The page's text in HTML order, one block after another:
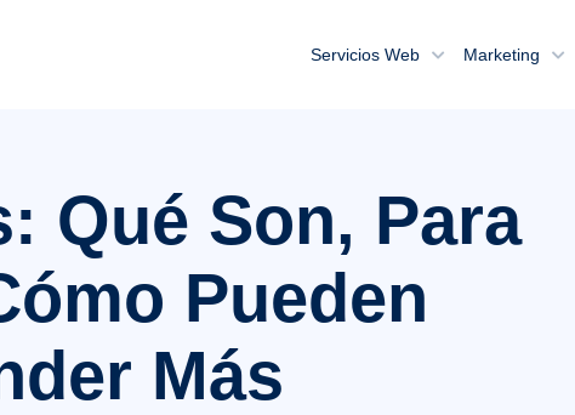
Servicios Web Marketing
Qué Son, Para
Pueden
Más